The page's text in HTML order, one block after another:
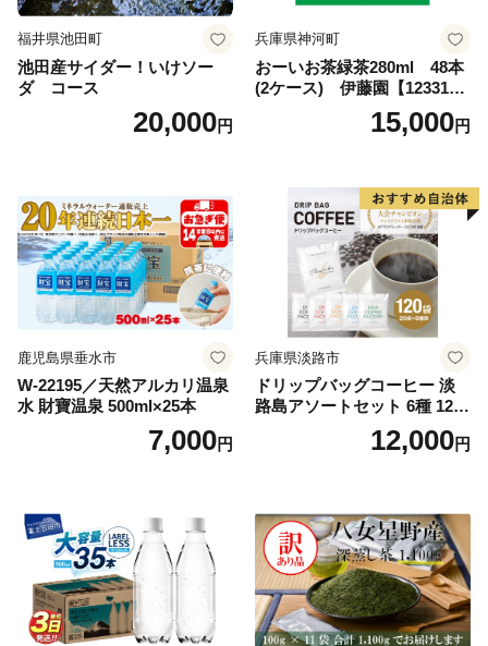
福井県池田町
池田産サイダー！いけソー
ダ コース
20,000円
兵庫県神河町
おーいお茶緑茶280ml 48本
(2ケース) 伊藤園【123317
15,000円
鹿児島県垂水市
W-22195／天然アルカリ温泉
水 財寶温泉 500ml×25本
7,000円
兵庫県淡路市
ドリップバッグコーヒー 淡
路島アソートセット 6種 120
袋 飲み比べ コーヒー
12,000円